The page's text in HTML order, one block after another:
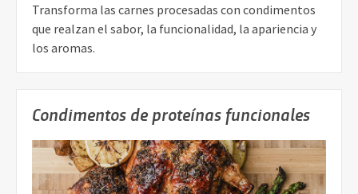
Transforma las carnes procesadas con condimentos
que realzan el sabor, la funcionalidad, la apariencia y
los aromas.
Condimentos de proteínas funcionales